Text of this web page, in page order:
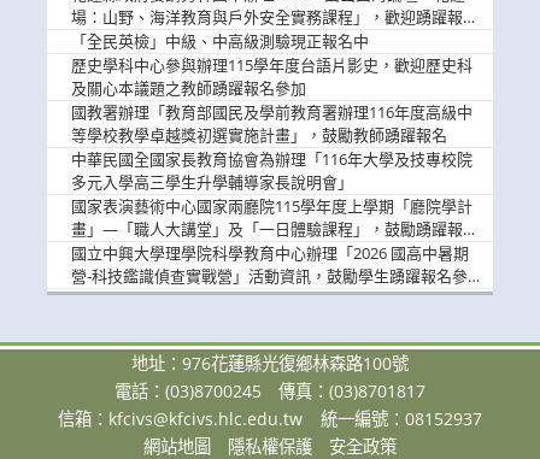
場：山野、海洋教育與戶外安全實務課程」，歡迎踴躍報名
參加
「全民英檢」中級、中高級測驗現正報名中
歷史學科中心參與辦理115學年度台語片影史，歡迎歷史科
及關心本議題之教師踴躍報名參加
國教署辦理「教育部國民及學前教育署辦理116年度高級中
等學校教學卓越獎初選實施計畫」，鼓勵教師踴躍報名
中華民國全國家長教育協會為辦理「116年大學及技專校院
多元入學高三學生升學輔導家長說明會」
國家表演藝術中心國家兩廳院115學年度上學期「廳院學計
畫」—「職人大講堂」及「一日體驗課程」，鼓勵踴躍報名
參與。
國立中興大學理學院科學教育中心辦理「2026 國高中暑期
營-科技鑑識偵查實戰營」活動資訊，鼓勵學生踴躍報名參
加。
地址：976花蓮縣光復鄉林森路100號
電話：(03)8700245
傳真：(03)8701817
信箱： kfcivs@kfcivs.hlc.edu.tw
統一編號：08152937
網站地圖
隱私權保護 安全政策